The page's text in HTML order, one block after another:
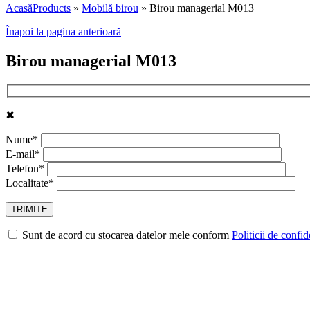
AcasăProducts » Mobilă birou » Birou managerial M013
Înapoi la pagina anterioară
Birou managerial M013
✖
Nume*
E-mail*
Telefon*
Localitate*
Sunt de acord cu stocarea datelor mele conform Politicii de